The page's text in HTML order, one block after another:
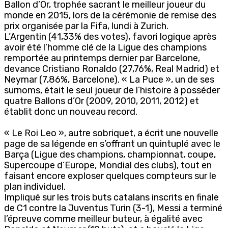
Ballon d’Or, trophée sacrant le meilleur joueur du
monde en 2015, lors de la cérémonie de remise des
prix organisée par la Fifa, lundi à Zurich.
L’Argentin (41,33% des votes), favori logique après
avoir été l’homme clé de la Ligue des champions
remportée au printemps dernier par Barcelone,
devance Cristiano Ronaldo (27,76%, Real Madrid) et
Neymar (7,86%, Barcelone). « La Puce », un de ses
surnoms, était le seul joueur de l’histoire à posséder
quatre Ballons d’Or (2009, 2010, 2011, 2012) et
établit donc un nouveau record.
« Le Roi Leo », autre sobriquet, a écrit une nouvelle
page de sa légende en s’offrant un quintuplé avec le
Barça (Ligue des champions, championnat, coupe,
Supercoupe d’Europe, Mondial des clubs), tout en
faisant encore exploser quelques compteurs sur le
plan individuel.
Impliqué sur les trois buts catalans inscrits en finale
de C1 contre la Juventus Turin (3-1), Messi a terminé
l’épreuve comme meilleur buteur, à égalité avec